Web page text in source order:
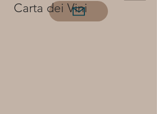
Carta dei Vini